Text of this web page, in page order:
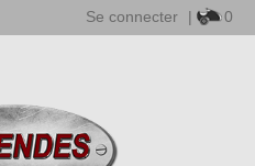
Se connecter | 0